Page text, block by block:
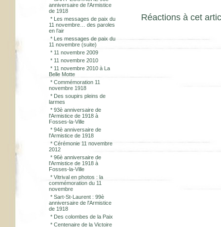
anniversaire de l'Armistice
de 1918
* Les messages de paix du
11 novembre… des paroles
en l’air
* Les messages de paix du
11 novembre (suite)
* 11 novembre 2009
* 11 novembre 2010
* 11 novembre 2010 à La
Belle Motte
* Commémoration 11
novembre 1918
* Des soupirs pleins de
larmes
* 93è anniversaire de
l'Armistice de 1918 à
Fosses-la-Ville
* 94è anniversaire de
l'Armistice de 1918
* Cérémonie 11 novembre
2012
* 96è anniversaire de
l'Armistice de 1918 à
Fosses-la-Ville
* Vitrival en photos : la
commémoration du 11
novembre
* Sart-St-Laurent : 99è
anniversaire de l'Armistice
de 1918
* Des colombes de la Paix
* Centenaire de la Victoire
Réactions à cet